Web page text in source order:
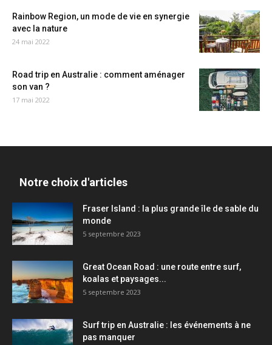
Rainbow Region, un mode de vie en synergie
avec la nature
24 mai 2022
Road trip en Australie : comment aménager
son van ?
17 mai 2022
Notre choix d'articles
Fraser Island : la plus grande île de sable du
monde
5 septembre 2023
Great Ocean Road : une route entre surf,
koalas et paysages...
5 septembre 2023
Surf trip en Australie : les événements à ne
pas manquer